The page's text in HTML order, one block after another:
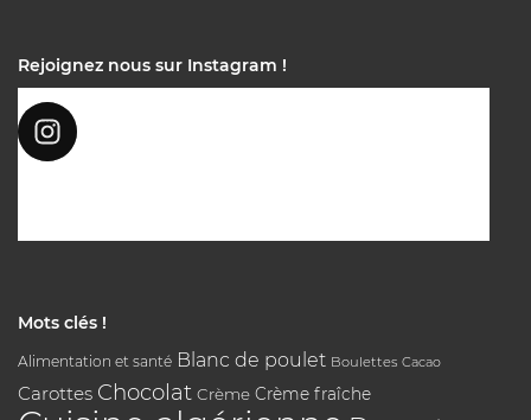
Rejoignez nous sur Instagram !
Mots clés !
Alimentation et santé Blanc de poulet Boulettes Cacao
Carottes Chocolat Crème Crème fraîche